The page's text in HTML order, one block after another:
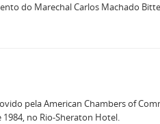
do Marechal Carlos Machado
pela American Chambers of
no Rio-Sheraton Hotel.